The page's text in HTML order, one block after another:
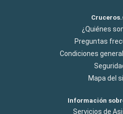
¿Quiénes
Preguntas
Condiciones
Mapa del
Información
Servicios de